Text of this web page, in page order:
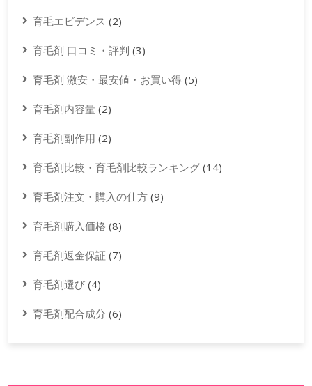
育毛エビデンス (2)
育毛剤 口コミ・評判 (3)
育毛剤 激安・最安値・お買い得 (5)
育毛剤内容量 (2)
育毛剤副作用 (2)
育毛剤比較・育毛剤比較ランキング (14)
育毛剤注文・購入の仕方 (9)
育毛剤購入価格 (8)
育毛剤返金保証 (7)
育毛剤選び (4)
育毛剤配合成分 (6)